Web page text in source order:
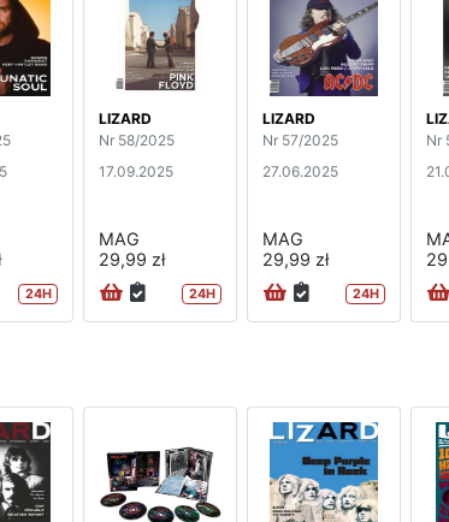
24H
LIZARD
Nr 58/2025
17.09.2025
MAG
29,99 zł
24H
LIZARD
Nr 57/2025
27.06.2025
MAG
29,99 zł
24H
Nr